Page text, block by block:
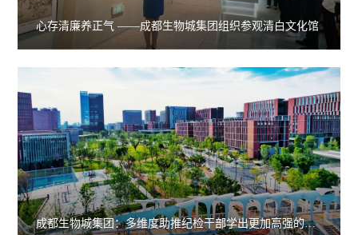
心存清廉养正气 ——成都生物城集团组织参观清白文化馆
成都生物城集团：多维度助推纪检干部学出更加高强的履